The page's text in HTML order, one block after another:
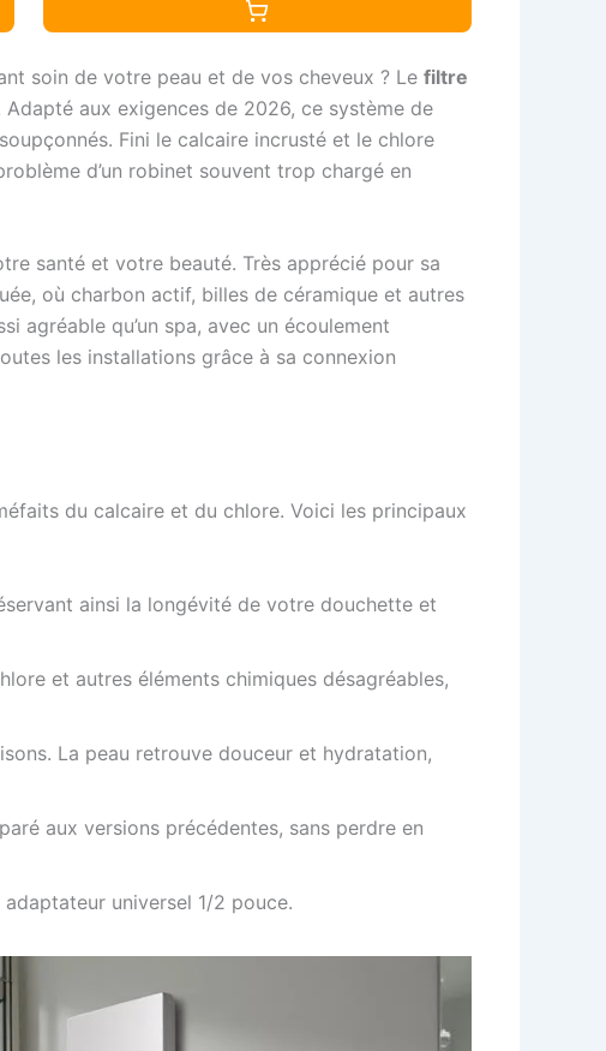
soin de votre peau et de vos cheveux ? Le filtre
aux exigences de 2026, ce système de
Fini le calcaire incrusté et le chlore
d’un robinet souvent trop chargé en
santé et votre beauté. Très apprécié pour sa
où charbon actif, billes de céramique et autres
agréable qu’un spa, avec un écoulement
les installations grâce à sa connexion
du calcaire et du chlore. Voici les principaux
ainsi la longévité de votre douchette et
et autres éléments chimiques désagréables,
La peau retrouve douceur et hydratation,
aux versions précédentes, sans perdre en
universel 1/2 pouce.